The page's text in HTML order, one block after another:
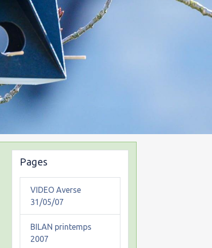
Pages
VIDEO Averse
31/05/07
BILAN printemps
2007